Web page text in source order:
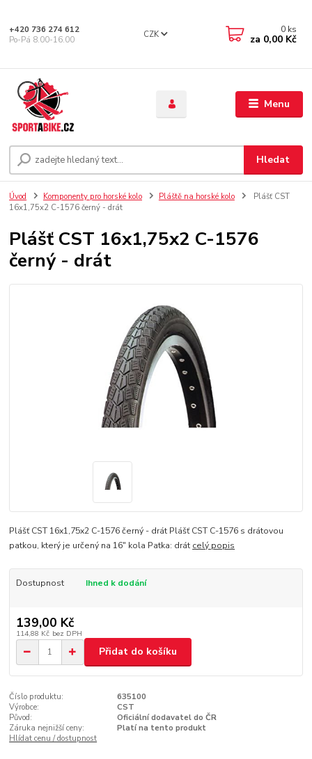
Menu
CZK
Hledat
+420 736 274 612
Po-Pá 8.00-16.00
0 ks
za 0,00 Kč
Úvod Komponenty pro horské kolo Pláště na horské kolo
Plášť CST
16x1,75x2 C-1576 černý - drát
Plášť CST 16x1,75x2 C-1576
černý - drát
Plášť CST 16x1,75x2 C-1576 černý - drát Plášť CST C-1576 s drátovou
patkou, který je určený na 16" kola Patka: drát celý popis
Dostupnost Ihned k dodání
139,00 Kč
114,88 Kč bez DPH
Přidat do košíku
Číslo produktu:
635100
Výrobce:
CST
Původ:
Oficiální dodavatel do ČR
Záruka nejnižší ceny:
Platí na tento produkt
Hlídat cenu / dostupnost